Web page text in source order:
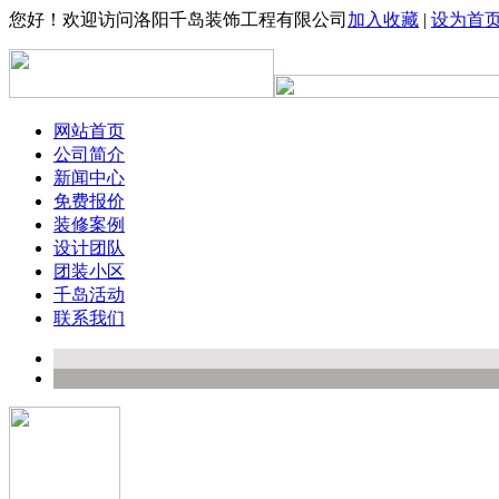
您好！欢迎访问洛阳千岛装饰工程有限公司 加入收藏 | 设为首
网站首页
公司简介
新闻中心
免费报价
装修案例
设计团队
团装小区
千岛活动
联系我们